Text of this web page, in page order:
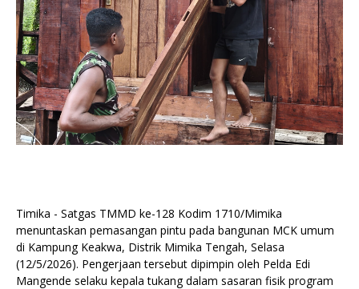
Timika - Satgas TMMD ke-128 Kodim 1710/Mimika
menuntaskan pemasangan pintu pada bangunan MCK umum
di Kampung Keakwa, Distrik Mimika Tengah, Selasa
(12/5/2026). Pengerjaan tersebut dipimpin oleh Pelda Edi
Mangende selaku kepala tukang dalam sasaran fisik program